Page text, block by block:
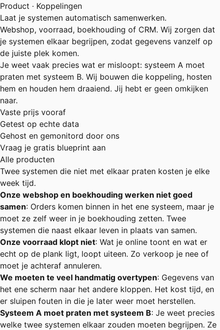
Product · Koppelingen
Laat je systemen automatisch samenwerken.
Webshop, voorraad, boekhouding of CRM. Wij zorgen dat
je systemen elkaar begrijpen, zodat gegevens vanzelf op
de juiste plek komen.
Je weet vaak precies wat er misloopt: systeem A moet
praten met systeem B. Wij bouwen die koppeling, hosten
hem en houden hem draaiend. Jij hebt er geen omkijken
naar.
Vaste prijs vooraf
Getest op echte data
Gehost en gemonitord door ons
Vraag je gratis blueprint aan
Alle producten
Twee systemen die niet met elkaar praten kosten je elke
week tijd.
Onze webshop en boekhouding werken niet goed
samen: Orders komen binnen in het ene systeem, maar je
moet ze zelf weer in je boekhouding zetten. Twee
systemen die naast elkaar leven in plaats van samen.
Onze voorraad klopt niet: Wat je online toont en wat er
echt op de plank ligt, loopt uiteen. Zo verkoop je nee of
moet je achteraf annuleren.
We moeten te veel handmatig overtypen: Gegevens van
het ene scherm naar het andere kloppen. Het kost tijd, en
er sluipen fouten in die je later weer moet herstellen.
Systeem A moet praten met systeem B: Je weet precies
welke twee systemen elkaar zouden moeten begrijpen. Ze